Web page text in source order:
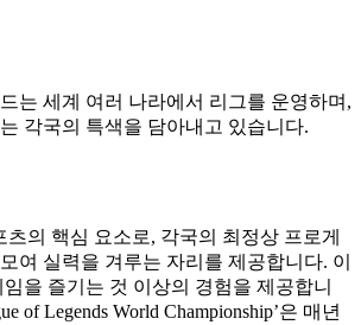
는 세계 여러 나라에서 리그를 운영하며,
각국의 특색을 담아내고 있습니다.
츠의 핵심 요소로, 각국의 최정상 프로게
여 실력을 겨루는 자리를 제공합니다. 이
을 즐기는 것 이상의 경험을 제공합니
of Legends World Championship’은 매년